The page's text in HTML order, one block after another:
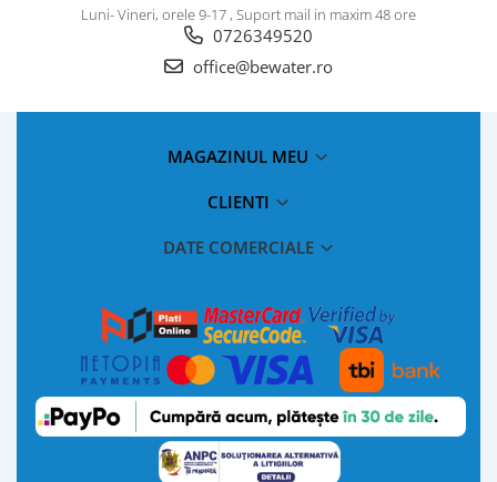
Luni- Vineri, orele 9-17 , Suport mail in maxim 48 ore
0726349520
office@bewater.ro
MAGAZINUL MEU
CLIENTI
DATE COMERCIALE